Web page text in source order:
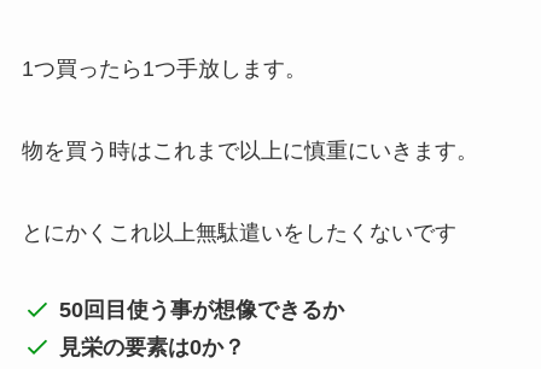
1つ買ったら1つ手放します。
物を買う時はこれまで以上に慎重にいきます。
とにかくこれ以上無駄遣いをしたくないです
50回目使う事が想像できるか
見栄の要素は0か？